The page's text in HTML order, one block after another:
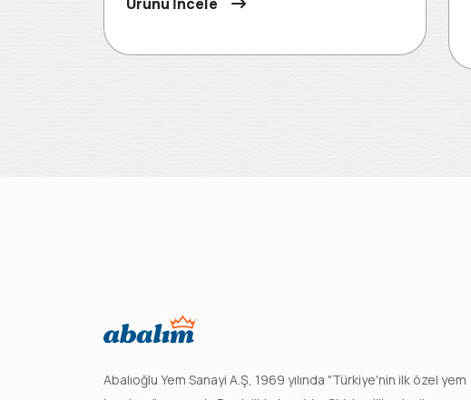
Abalıoğlu Yem Sanayi A.Ş, 1969 yılında "Türkiye'nin ilk özel yem